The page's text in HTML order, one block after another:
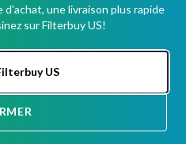
filtres
une livraison plus rapide
sur Filterbuy US!
US